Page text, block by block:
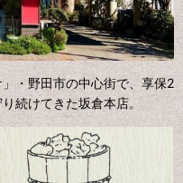
」・ 野田市の中心街で、享保2
続けてきた坂倉本店。